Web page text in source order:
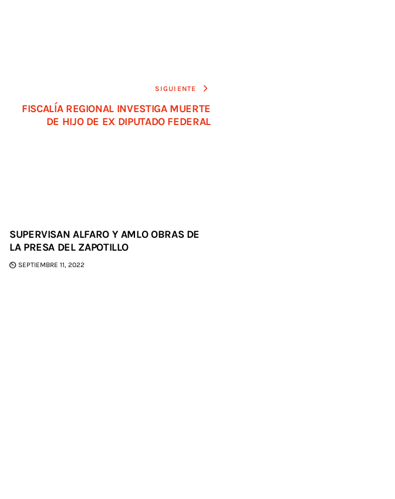
SIGUIENTE
FISCALÍA REGIONAL INVESTIGA MUERTE
DE HIJO DE EX DIPUTADO FEDERAL
SUPERVISAN ALFARO Y AMLO OBRAS DE
LA PRESA DEL ZAPOTILLO
SEPTIEMBRE 11, 2022